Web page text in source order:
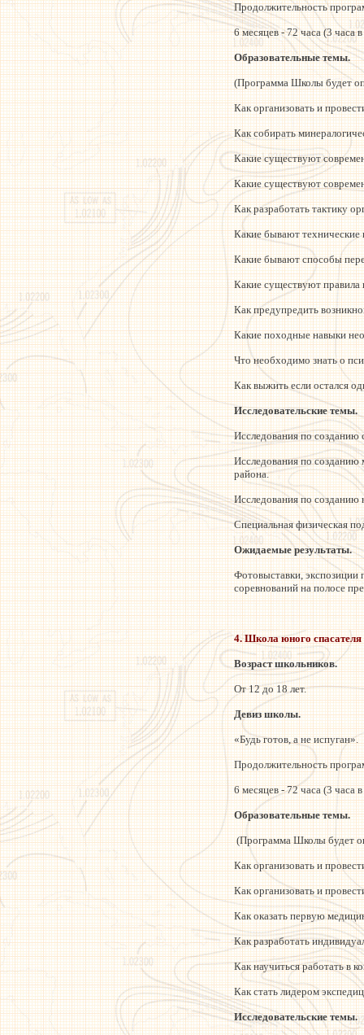
Продолжительность
6 месяцев - 72 часа (3 часа
Образовательные темы.
(Программа Школы будет
Как организовать и
Как собирать
Какие существуют
Какие существуют
Как разработать тактику
Какие бывают
Какие бывают способы
Какие существуют
Как предупредить
Какие походные навыки
Что необходимо знать о
Как выжить если остался
Исследовательские темы.
Исследования по созданию
Исследования по созданию
района.
Исследования по созданию
Специальная физическая
Ожидаемые результаты.
Фотовыставки, экспозиции
соревнований на полосе
4. Школа юного спасателя
Возраст школьников.
От 12 до 18 лет.
Девиз школы.
«Будь готов, а не испуган».
Продолжительность
6 месяцев - 72 часа (3 часа
Образовательные темы.
(Программа Школы будет
Как организовать и
Как организовать и
Как оказать первую
Как разработать
Как научиться работать в
Как стать лидером
Исследовательские темы.